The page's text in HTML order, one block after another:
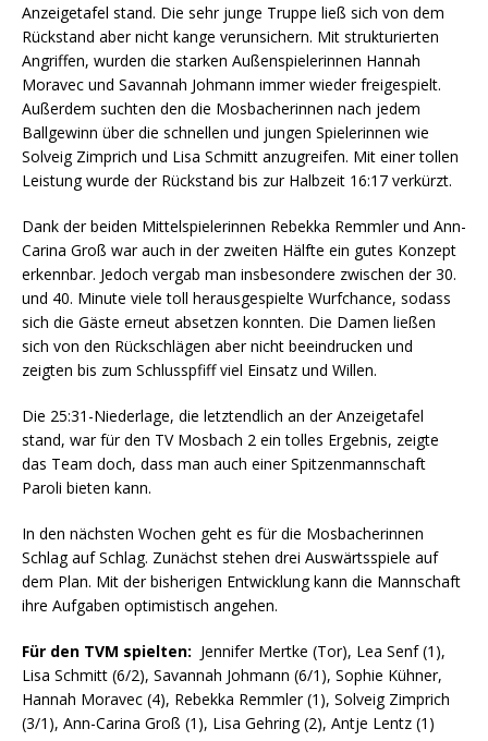
Anzeigetafel stand. Die sehr junge Truppe ließ sich von dem
Rückstand aber nicht kange verunsichern. Mit strukturierten
Angriffen, wurden die starken Außenspielerinnen Hannah
Moravec und Savannah Johmann immer wieder freigespielt.
Außerdem suchten den die Mosbacherinnen nach jedem
Ballgewinn über die schnellen und jungen Spielerinnen wie
Solveig Zimprich und Lisa Schmitt anzugreifen. Mit einer tollen
Leistung wurde der Rückstand bis zur Halbzeit 16:17 verkürzt.
Dank der beiden Mittelspielerinnen Rebekka Remmler und Ann-
Carina Groß war auch in der zweiten Hälfte ein gutes Konzept
erkennbar. Jedoch vergab man insbesondere zwischen der 30.
und 40. Minute viele toll herausgespielte Wurfchance, sodass
sich die Gäste erneut absetzen konnten. Die Damen ließen
sich von den Rückschlägen aber nicht beeindrucken und
zeigten bis zum Schlusspfiff viel Einsatz und Willen.
Die 25:31-Niederlage, die letztendlich an der Anzeigetafel
stand, war für den TV Mosbach 2 ein tolles Ergebnis, zeigte
das Team doch, dass man auch einer Spitzenmannschaft
Paroli bieten kann.
In den nächsten Wochen geht es für die Mosbacherinnen
Schlag auf Schlag. Zunächst stehen drei Auswärtsspiele auf
dem Plan. Mit der bisherigen Entwicklung kann die Mannschaft
ihre Aufgaben optimistisch angehen.
Für den TVM spielten: Jennifer Mertke (Tor), Lea Senf (1),
Lisa Schmitt (6/2), Savannah Johmann (6/1), Sophie Kühner,
Hannah Moravec (4), Rebekka Remmler (1), Solveig Zimprich
(3/1), Ann-Carina Groß (1), Lisa Gehring (2), Antje Lentz (1)